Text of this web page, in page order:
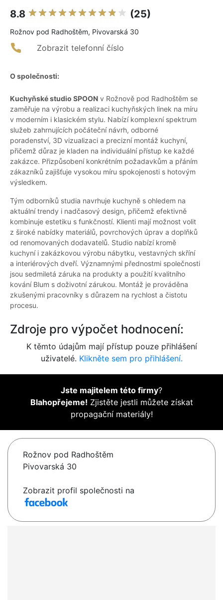
8.8 (25)
Rožnov pod Radhoštěm, Pivovarská 30
Zobrazit telefonní číslo
O společnosti:
Kuchyňské studio SPOON v Rožnově pod Radhoštěm se
zaměřuje na výrobu a realizaci kuchyňských linek na míru
v moderním i klasickém stylu. Nabízí komplexní spektrum
služeb zahrnujících počáteční návrh, odborné
poradenství, 3D vizualizaci a precizní montáž kuchyní,
přičemž důraz je kladen na individuální přístup ke každé
zakázce. Přizpůsobení konkrétním požadavkům a přáním
zákazníků zajišťuje vysokou míru spokojenosti s hotovým
výsledkem.
Tým odborníků studia navrhuje kuchyně s ohledem na
aktuální trendy i nadčasový design, přičemž efektivně
kombinuje estetiku s funkčností. Klienti mají možnost volit
z široké nabídky materiálů, povrchových úprav a doplňků
od renomovaných dodavatelů. Studio nabízí kromě
kuchyní i zakázkovou výrobu nábytku, vestavných skříní
a interiérových dveří. Významnými přednostmi společnosti
jsou sedmiletá záruka na produkty a použití kvalitního
kování Blum s doživotní zárukou. Montáž je prováděna
zkušenými pracovníky s důrazem na rychlost a čistotu
procesu.
Zdroje pro výpočet hodnocení:
K těmto údajům mají přístup pouze přihlášení
uživatelé. Klikněte sem pro přihlášení.
Jste majitelem této firmy?
Blahopřejeme! Zjistěte jestli můžete získat
propagační materiály!
Rožnov pod Radhoštěm
Pivovarská 30
Zobrazit profil společnosti na